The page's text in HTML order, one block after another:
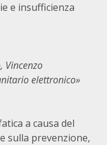
e insufficienza
Vincenzo
elettronico»
a causa del
sulla prevenzione,